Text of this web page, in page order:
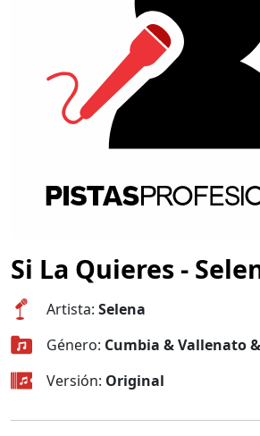
Si La Quieres -
Artista: Selena
Género: Cumbia & Vallenato
Versión: Original